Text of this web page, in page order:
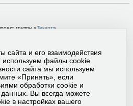
группы «Текарт»
вы можете связаться с нашей
данных
сайта и его взаимодействия
файлы cookie.
сайта мы используем
«Принять», если
обработки cookie и
Вы всегда можете
в настройках вашего